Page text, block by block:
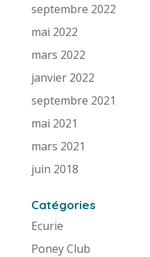
septembre 2022
mai 2022
mars 2022
janvier 2022
septembre 2021
mai 2021
mars 2021
juin 2018
Catégories
Ecurie
Poney Club